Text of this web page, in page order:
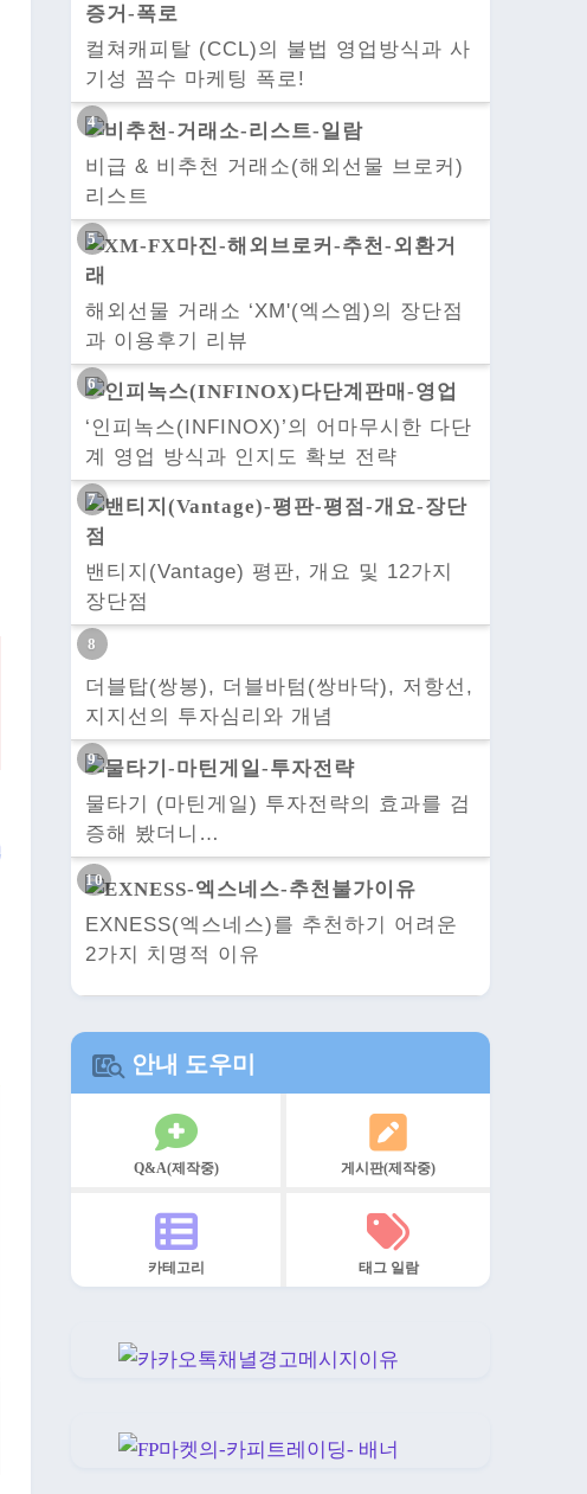
컬쳐캐피탈 (CCL)의 불법 영업방식과 사
기성 꼼수 마케팅 폭로!
비급 & 비추천 거래소(해외선물 브로커)
리스트
해외선물 거래소 ‘XM'(엑스엠)의 장단점
과 이용후기 리뷰
‘인피녹스(INFINOX)’의 어마무시한 다단
계 영업 방식과 인지도 확보 전략
밴티지(Vantage) 평판, 개요 및 12가지
장단점
더블탑(쌍봉), 더블바텀(쌍바닥), 저항선,
지지선의 투자심리와 개념
물타기 (마틴게일) 투자전략의 효과를 검
증해 봤더니…
EXNESS(엑스네스)를 추천하기 어려운
2가지 치명적 이유
안내 도우미
Q&A(제작중) 게시판(제작중)
카테고리 태그 일람